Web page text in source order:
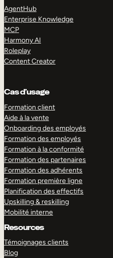
AgentHub
Enterprise Knowledge
MCP
Harmony AI
Roleplay
Content Creator
Cas d’usage
Formation client
Aide à la vente
Onboarding des employés
Formation des employés
Formation à la conformité
Formation des partenaires
Formation des adhérents
Formation première ligne
Planification des effectifs
Upskilling & reskilling
Mobilité interne
Resources
Témoignages clients
Blog